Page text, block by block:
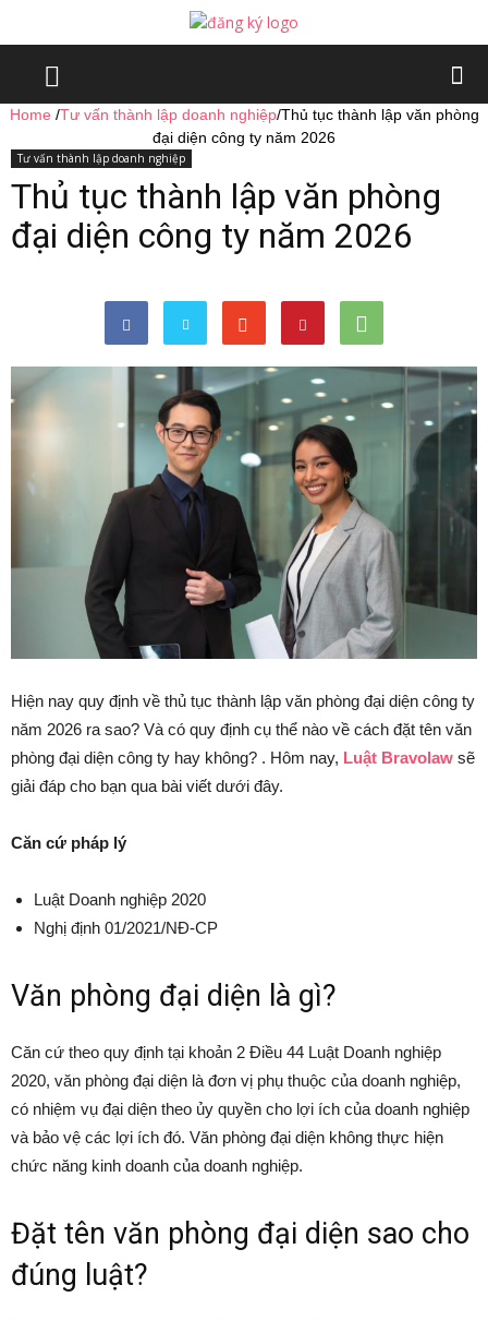
Home /Tư vấn thành lập doanh nghiệp/Thủ tục thành lập văn phòng
đại diện công ty năm 2026
Tư vấn thành lập doanh nghiệp
Thủ tục thành lập văn phòng
đại diện công ty năm 2026
Hiện nay quy định về thủ tục thành lập văn phòng đại diện công ty
năm 2026 ra sao? Và có quy định cụ thể nào về cách đặt tên văn
phòng đại diện công ty hay không? . Hôm nay, Luật Bravolaw sẽ
giải đáp cho bạn qua bài viết dưới đây.
Căn cứ pháp lý
Luật Doanh nghiệp 2020
Nghị định 01/2021/NĐ-CP
Văn phòng đại diện là gì?
Căn cứ theo quy định tại khoản 2 Điều 44 Luật Doanh nghiệp
2020, văn phòng đại diện là đơn vị phụ thuộc của doanh nghiệp,
có nhiệm vụ đại diện theo ủy quyền cho lợi ích của doanh nghiệp
và bảo vệ các lợi ích đó. Văn phòng đại diện không thực hiện
chức năng kinh doanh của doanh nghiệp.
Đặt tên văn phòng đại diện sao cho
đúng luật?